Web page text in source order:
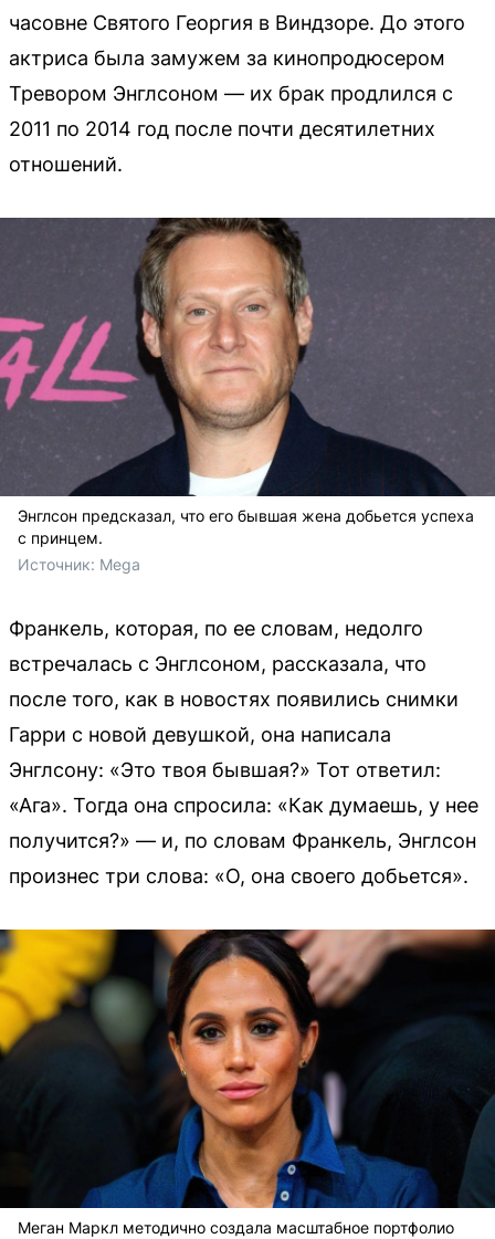
часовне Святого Георгия в Виндзоре. До этого
актриса была замужем за кинопродюсером
Тревором Энглсоном — их брак продлился с
2011 по 2014 год после почти десятилетних
отношений.
Энглсон предсказал, что его бывшая жена добьется успеха
с принцем.
Источник: Mega
Франкель, которая, по ее словам, недолго
встречалась с Энглсоном, рассказала, что
после того, как в новостях появились снимки
Гарри с новой девушкой, она написала
Энглсону: «Это твоя бывшая?» Тот ответил:
«Ага». Тогда она спросила: «Как думаешь, у нее
получится?» — и, по словам Франкель, Энглсон
произнес три слова: «О, она своего добьется».
Меган Маркл методично создала масштабное портфолио